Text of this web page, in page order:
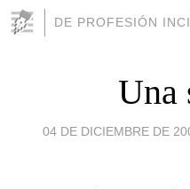
DE PROFESIÓN
Una
04 DE DICIEMBRE DE